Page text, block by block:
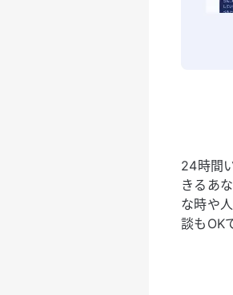
24時間
きるあ
な時や
談もOK